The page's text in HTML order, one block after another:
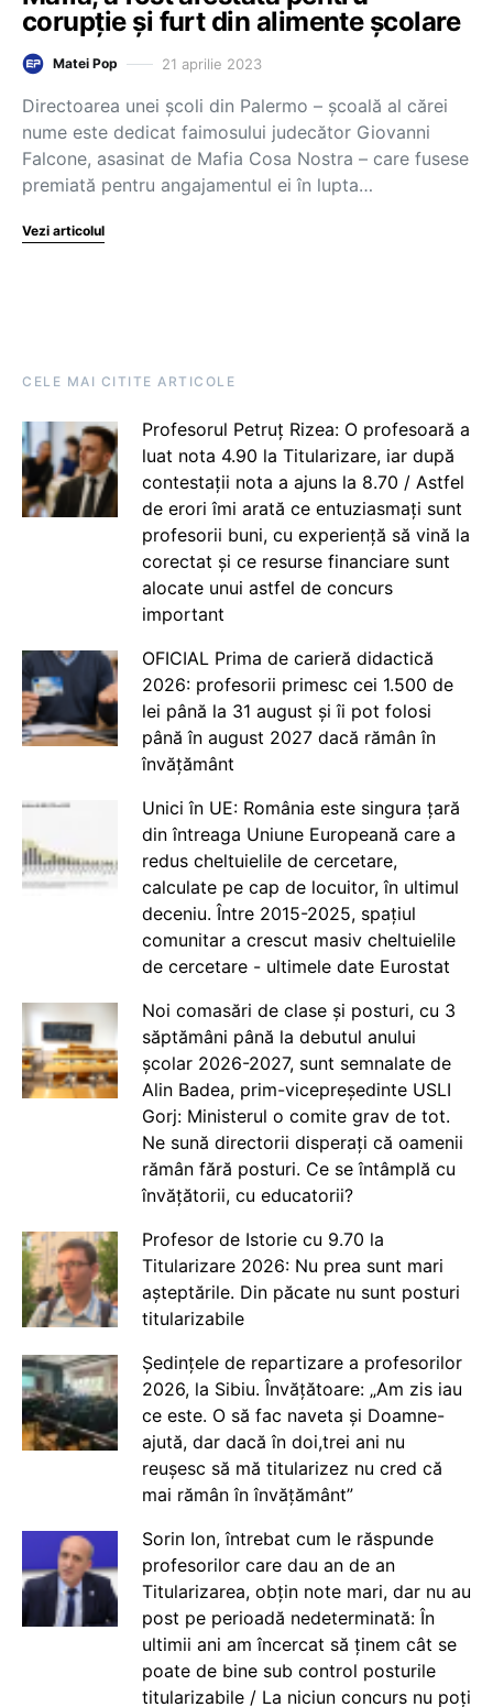
corupție și furt din alimente școlare
Matei Pop 21 aprilie 2023
Directoarea unei şcoli din Palermo – şcoală al cărei
nume este dedicat faimosului judecător Giovanni
Falcone, asasinat de Mafia Cosa Nostra – care fusese
premiată pentru angajamentul ei în lupta…
Vezi articolul
CELE MAI CITITE ARTICOLE
Profesorul Petruț Rizea: O profesoară a
luat nota 4.90 la Titularizare, iar după
contestații nota a ajuns la 8.70 / Astfel
de erori îmi arată ce entuziasmați sunt
profesorii buni, cu experiență să vină la
corectat și ce resurse financiare sunt
alocate unui astfel de concurs
important
OFICIAL Prima de carieră didactică
2026: profesorii primesc cei 1.500 de
lei până la 31 august și îi pot folosi
până în august 2027 dacă rămân în
învățământ
Unici în UE: România este singura țară
din întreaga Uniune Europeană care a
redus cheltuielile de cercetare,
calculate pe cap de locuitor, în ultimul
deceniu. Între 2015-2025, spațiul
comunitar a crescut masiv cheltuielile
de cercetare - ultimele date Eurostat
Noi comasări de clase și posturi, cu 3
săptămâni până la debutul anului
școlar 2026-2027, sunt semnalate de
Alin Badea, prim-vicepreședinte USLI
Gorj: Ministerul o comite grav de tot.
Ne sună directorii disperați că oamenii
rămân fără posturi. Ce se întâmplă cu
învățătorii, cu educatorii?
Profesor de Istorie cu 9.70 la
Titularizare 2026: Nu prea sunt mari
așteptările. Din păcate nu sunt posturi
titularizabile
Ședințele de repartizare a profesorilor
2026, la Sibiu. Învățătoare: „Am zis iau
ce este. O să fac naveta și Doamne-
ajută, dar dacă în doi,trei ani nu
reușesc să mă titularizez nu cred că
mai rămân în învățământ”
Sorin Ion, întrebat cum le răspunde
profesorilor care dau an de an
Titularizarea, obțin note mari, dar nu au
post pe perioadă nedeterminată: În
ultimii ani am încercat să ținem cât se
poate de bine sub control posturile
titularizabile / La niciun concurs nu poți